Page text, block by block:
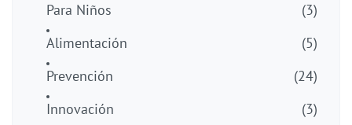
Para Niños
(3)
Alimentación
(5)
Prevención
(24)
Innovación
(3)